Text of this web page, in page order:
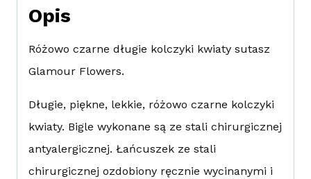
Opis
Różowo czarne długie kolczyki kwiaty sutasz
Glamour Flowers.
Długie, piękne, lekkie, różowo czarne kolczyki
kwiaty. Bigle wykonane są ze stali chirurgicznej
antyalergicznej. Łańcuszek ze stali
chirurgicznej ozdobiony ręcznie wycinanymi i